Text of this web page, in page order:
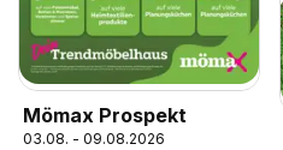
Mömax Prospekt
03.08. - 09.08.2026